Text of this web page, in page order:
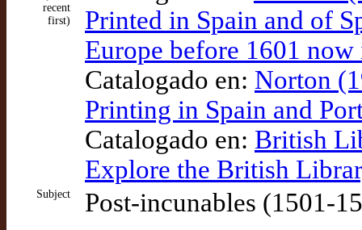
recent
first)
Printed in Spain and of
Europe before 1601
Catalogado en: Norton
Printing in Spain and
Catalogado en: British
Explore the British
Subject Post-incunables (1501-